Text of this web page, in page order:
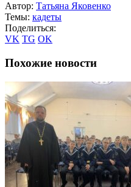
Автор: Татьяна Яковенко
Темы: кадеты
Поделиться:
VK TG OK
Похожие новости